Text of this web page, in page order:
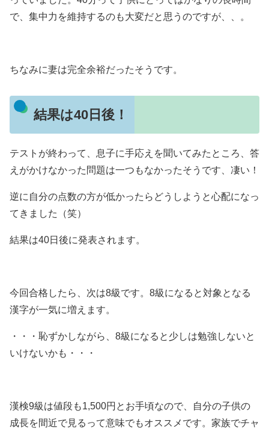
で、集中力を維持するのも大変だと思うのですが、、。
ちなみに妻は完全余裕だったそうです。
結果は40日後！
テストが終わって、息子に手応えを聞いてみたところ、答
えがかけなかった問題は一つもなかったそうです、凄い！
逆に自分の点数の方が低かったらどうしようと心配になっ
てきました（笑）
結果は40日後に発表されます。
今回合格したら、次は8級です。8級になると対象となる
漢字が一気に増えます。
・・・恥ずかしながら、8級になると少しは勉強しないと
いけないかも・・・
漢検9級は値段も1,500円とお手頃なので、自分の子供の
成長を間近で見るって意味でもオススメです。家族でチャ